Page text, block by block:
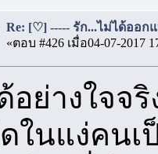
Re: [♡] ----- รัก...ไม่ได้ออกแ
«ตอบ #426 เมื่อ04-07-2017
อย่างใจจ
ในแง่คนเ